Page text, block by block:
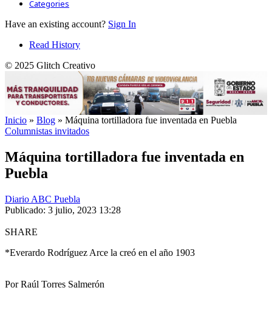
Categories
Have an existing account? Sign In
Read History
© 2025 Glitch Creativo
Inicio » Blog » Máquina tortilladora fue inventada en Puebla
Columnistas invitados
Máquina tortilladora fue inventada en
Puebla
Diario ABC Puebla
Publicado: 3 julio, 2023 13:28
SHARE
*Everardo Rodríguez Arce la creó en el año 1903
Por Raúl Torres Salmerón